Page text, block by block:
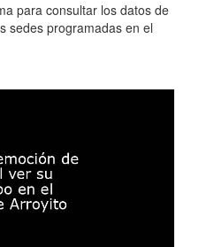
para consultar los datos de
sedes programadas en el